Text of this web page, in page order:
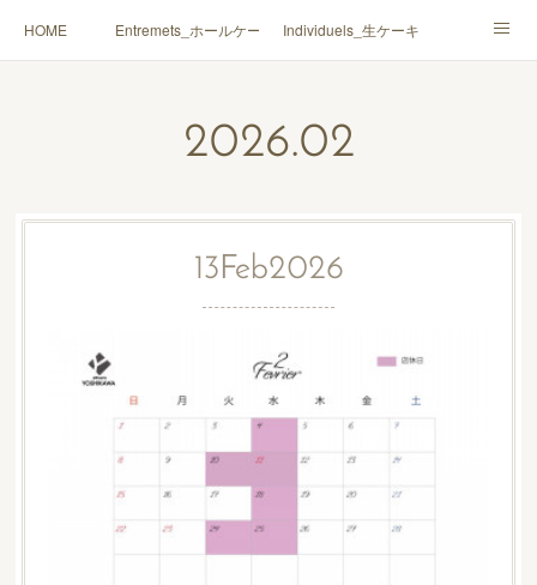
HOME Entremets_ホールケーキ Individuels_生ケーキ
Boutique_店鋪
2026.02
13Feb2026